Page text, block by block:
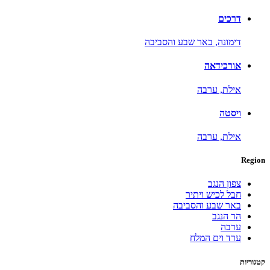
דרכים
דימונה, באר שבע והסביבה
אורכידאה
אילת, ערבה
ויסטה
אילת, ערבה
Region
צפון הנגב
חבל לכיש ויתיר
באר שבע והסביבה
הר הנגב
ערבה
ערד וים המלח
קטגוריות